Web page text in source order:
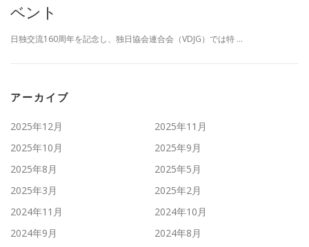
ベント
日独交流160周年を記念し、独日協会連合会（VDJG）では特 …
アーカイブ
2025年12月
2025年11月
2025年10月
2025年9月
2025年8月
2025年5月
2025年3月
2025年2月
2024年11月
2024年10月
2024年9月
2024年8月